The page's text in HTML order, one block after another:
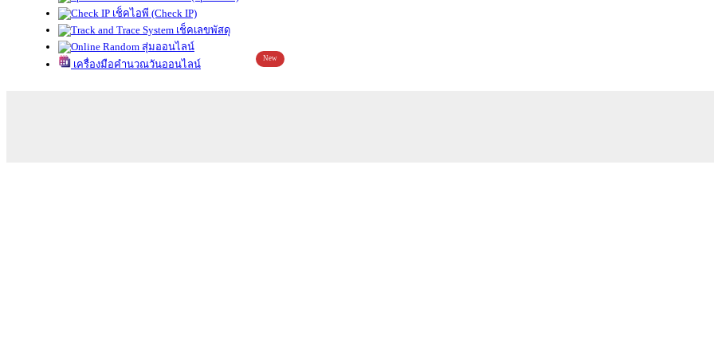
เช็คไอพี (Check IP)
เช็คเลขพัสดุ
สุ่มออนไลน์
เครื่องมือคำนวณวันออนไลน์
New